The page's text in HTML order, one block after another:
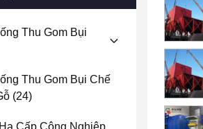
Thu Gom Bụi
Thu Gom Bụi Chế
(24)
Cấp Công Nghiệp